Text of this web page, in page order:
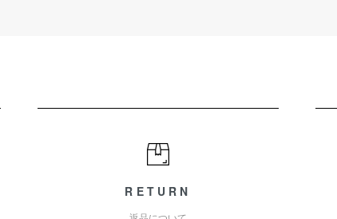
RETURN